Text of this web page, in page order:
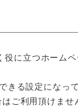
に立つホーム
る設定になっ
ご利用頂けませ